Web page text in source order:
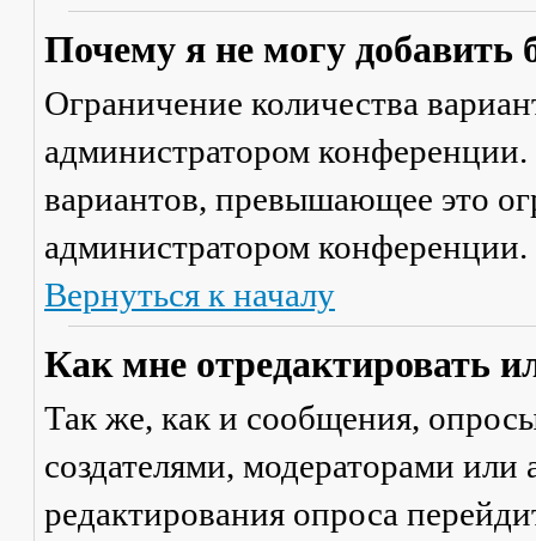
Почему я не могу добавить
Ограничение количества
администратором
вариантов, превышающее это
администратором конференции.
Вернуться к началу
Как мне отредактировать
Так же, как и сообщения,
создателями, модераторами
редактирования опроса